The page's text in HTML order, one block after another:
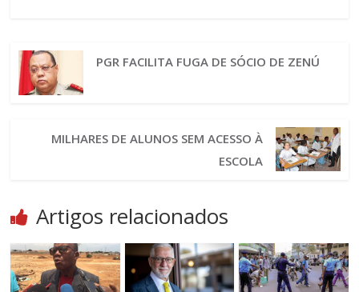
PGR FACILITA FUGA DE SÓCIO DE ZENÚ
MILHARES DE ALUNOS SEM ACESSO À
ESCOLA
Artigos relacionados